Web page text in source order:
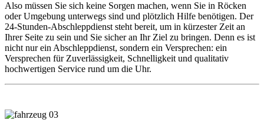
Also müssen Sie sich keine Sorgen machen, wenn Sie in Röcken
oder Umgebung unterwegs sind und plötzlich Hilfe benötigen. Der
24-Stunden-Abschleppdienst steht bereit, um in kürzester Zeit an
Ihrer Seite zu sein und Sie sicher an Ihr Ziel zu bringen. Denn es ist
nicht nur ein Abschleppdienst, sondern ein Versprechen: ein
Versprechen für Zuverlässigkeit, Schnelligkeit und qualitativ
hochwertigen Service rund um die Uhr.